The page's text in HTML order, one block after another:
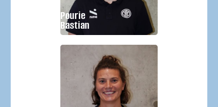
Bastian
Pourie
Größe:
Im Verein seit: 2020
Geburtsjahr: